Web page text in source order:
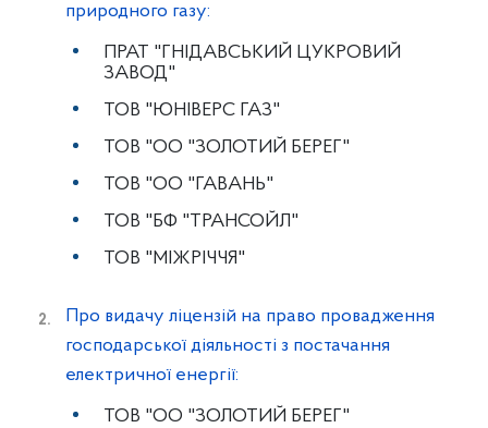
природного газу:
ПРАТ "ГНІДАВСЬКИЙ ЦУКРОВИЙ
ЗАВОД"
ТОВ "ЮНІВЕРС ГАЗ"
ТОВ "ОО "ЗОЛОТИЙ БЕРЕГ"
ТОВ "ОО "ГАВАНЬ"
ТОВ "БФ "ТРАНСОЙЛ"
ТОВ "МІЖРІЧЧЯ"
Про видачу ліцензій на право провадження
господарської діяльності з постачання
електричної енергії:
ТОВ "ОО "ЗОЛОТИЙ БЕРЕГ"